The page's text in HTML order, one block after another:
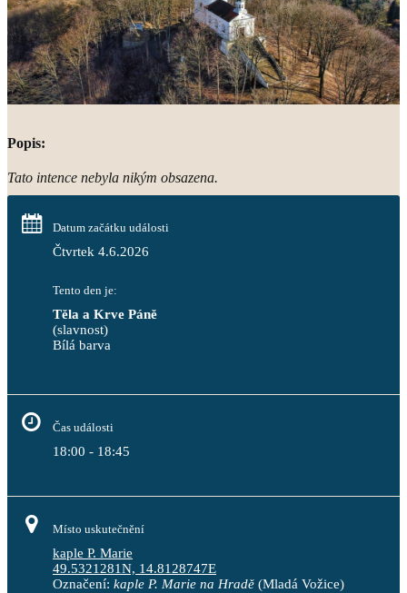
Popis:
Tato intence nebyla nikým obsazena.
Datum začátku události
Čtvrtek 4.6.2026
Tento den je:
Těla a Krve Páně
(slavnost)
Bílá barva
Čas události
18:00 - 18:45
Místo uskutečnění
kaple P. Marie
49.5321281N, 14.8128747E
Označení: kaple P. Marie na Hradě (Mladá Vožice)